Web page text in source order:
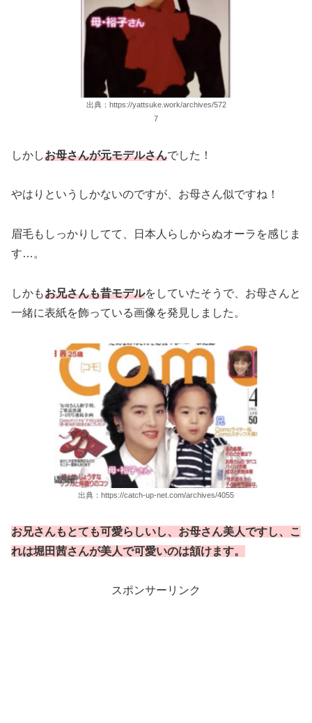
出典：https://yattsuke.work/archives/572
7
しかしお母さんが元モデルさんでした！
やはりというしかないのですが、お母さん似ですね！
眉毛もしっかりしてて、日本人らしからぬオーラを感じま
す…。
しかもお兄さんも昔モデルをしていたそうで、お母さんと
一緒に表紙を飾っている画像を発見しました。
出典：https://catch-up-net.com/archives/4055
お兄さんもとても可愛らしいし、お母さん美人ですし、こ
れは堀田茜さんが美人で可愛いのは頷けます。
スポンサーリンク